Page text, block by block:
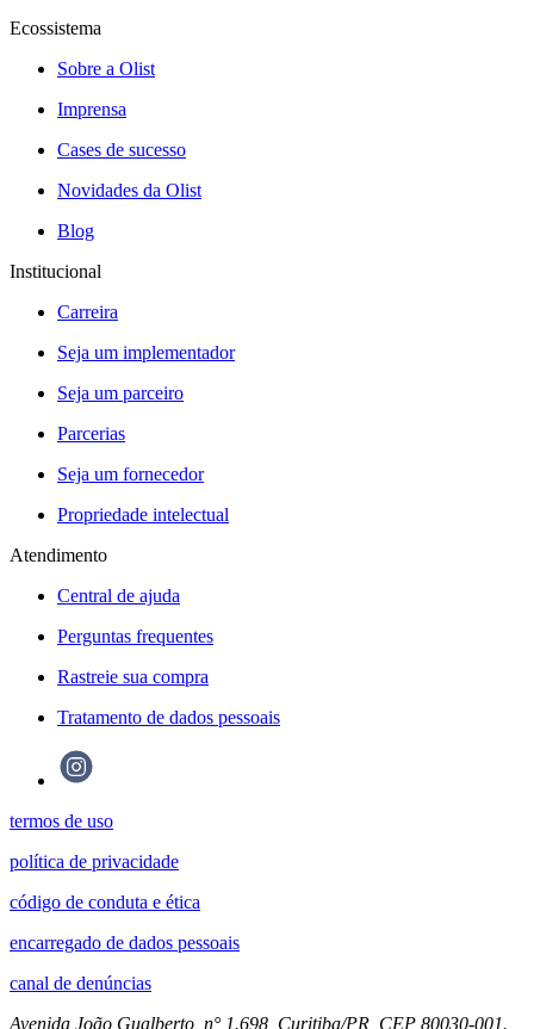
Ecossistema
Sobre a Olist
Imprensa
Cases de sucesso
Novidades da Olist
Blog
Institucional
Carreira
Seja um implementador
Seja um parceiro
Parcerias
Seja um fornecedor
Propriedade intelectual
Atendimento
Central de ajuda
Perguntas frequentes
Rastreie sua compra
Tratamento de dados pessoais
termos de uso
política de privacidade
código de conduta e ética
encarregado de dados pessoais
canal de denúncias
Avenida João Gualberto, n° 1.698, Curitiba/PR, CEP 80030-001.